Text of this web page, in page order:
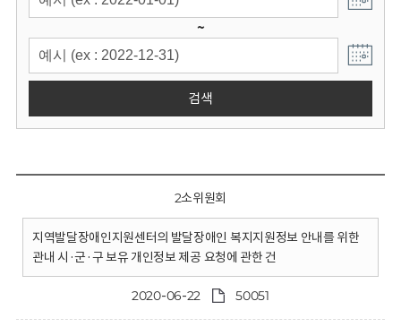
~
검색
2소위원회
지역발달장애인지원센터의 발달장애인 복지지원정보 안내를 위한
관내 시·군·구 보유 개인정보 제공 요청에 관한 건
2020-06-22 50051